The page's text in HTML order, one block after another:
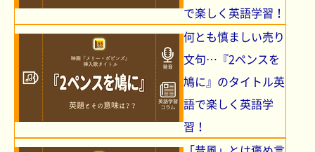
で楽しく英語学習！
何とも慎ましい売り
文句…『2ペンスを
鳩に』のタイトル英
語で楽しく英語学
習！